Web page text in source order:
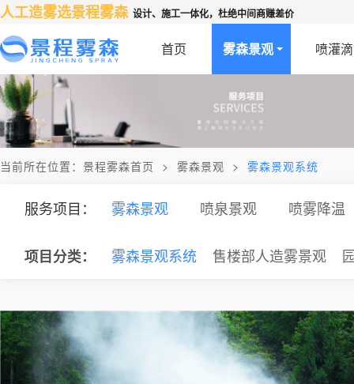
人工造雾选景程雾森 设计、施工一体化，杜绝中间商赚差价
首页 雾森景观 喷灌
当前所在位置： 景程雾森首页 > 雾森景观 > 雾森景观系统
服务项目： 雾森景观
项目分类： 雾森景观系统 售楼部人造雾景观
喷泉景观
项目分类：
喷雾降温
项目分类：
项目分类：
项目分类：
项目分类：